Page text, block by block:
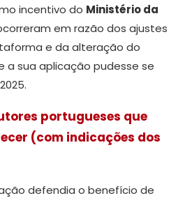
incentivo do Ministério da
em razão dos ajustes
e da alteração do
a sua aplicação pudesse se
portugueses que
(com indicações dos
defendia o benefício de